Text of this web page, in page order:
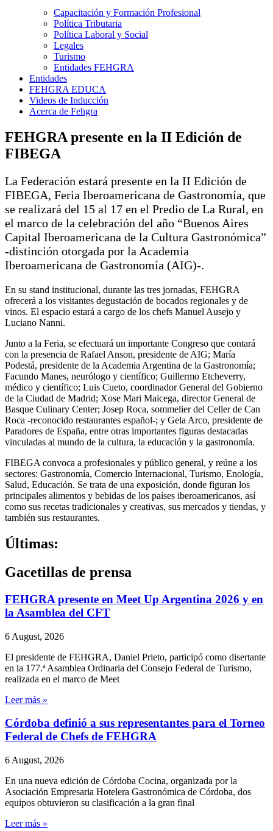
Capacitación y Formación Profesional
Política Tributaria
Política Laboral y Social
Legales
Turismo
Entidades FEHGRA
Entidades
FEHGRA EDUCA
Videos de Inducción
Acerca de Fehgra
FEHGRA presente en la II Edición de
FIBEGA
La Federación estará presente en la II Edición de
FIBEGA, Feria Iberoamericana de Gastronomía, que
se realizará del 15 al 17 en el Predio de La Rural, en
el marco de la celebración del año “Buenos Aires
Capital Iberoamericana de la Cultura Gastronómica”
-distinción otorgada por la Academia
Iberoamericana de Gastronomía (AIG)-.
En su stand institucional, durante las tres jornadas, FEHGRA
ofrecerá a los visitantes degustación de bocados regionales y de
vinos. El espacio estará a cargo de los chefs Manuel Ausejo y
Luciano Nanni.
Junto a la Feria, se efectuará un importante Congreso que contará
con la presencia de Rafael Anson, presidente de AIG; María
Podestá, presidente de la Academia Argentina de la Gastronomía;
Facundo Manes, neurólogo y científico; Guillermo Etcheverry,
médico y científico; Luis Cueto, coordinador General del Gobierno
de la Ciudad de Madrid; Xose Mari Maicega, director General de
Basque Culinary Center; Josep Roca, sommelier del Celler de Can
Roca -reconocido restaurantes español-; y Gela Arco, presidente de
Paradores de España, entre otras importantes figuras destacadas
vinculadas al mundo de la cultura, la educación y la gastronomía.
FIBEGA convoca a profesionales y público general, y reúne a los
sectores: Gastronomía, Comercio Internacional, Turismo, Enología,
Salud, Educación. Se trata de una exposición, donde figuran los
principales alimentos y bebidas de los países iberoamericanos, así
como sus recetas tradicionales y creativas, sus mercados y tiendas, y
también sus restaurantes.
Últimas:
Gacetillas de prensa
FEHGRA presente en Meet Up Argentina 2026 y en
la Asamblea del CFT
6 August, 2026
El presidente de FEHGRA, Daniel Prieto, participó como disertante
en la 177.ª Asamblea Ordinaria del Consejo Federal de Turismo,
realizada en el marco de Meet
Leer más »
Córdoba definió a sus representantes para el Torneo
Federal de Chefs de FEHGRA
6 August, 2026
En una nueva edición de Córdoba Cocina, organizada por la
Asociación Empresaria Hotelera Gastronómica de Córdoba, dos
equipos obtuvieron su clasificación a la gran final
Leer más »